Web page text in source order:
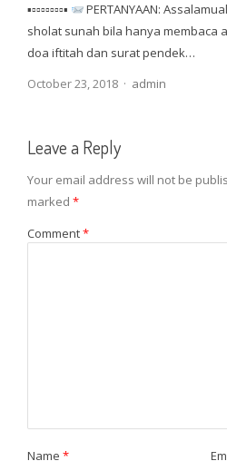
▪▫▫▫▫▫▫▫▪
PERTANYAAN:
sholat sunah bila hanya membaca
doa iftitah dan surat pendek…
October 23, 2018
Author
admin
Leave a Reply
Your email address will not be
marked *
Comment*
Name *